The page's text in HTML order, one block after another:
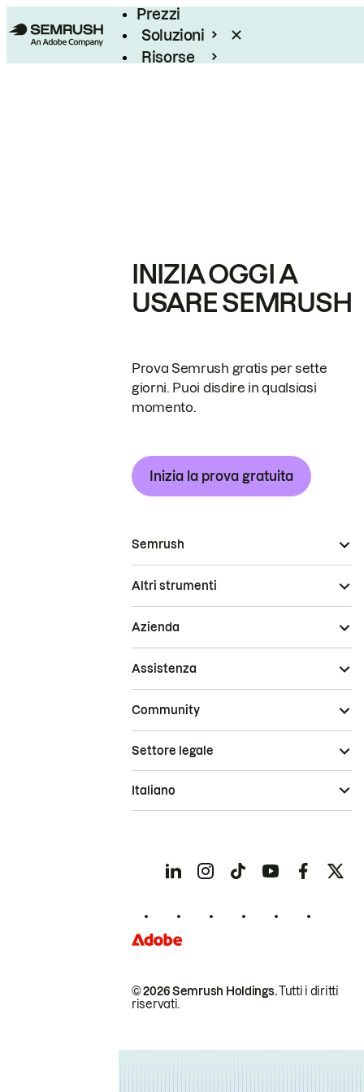
Prezzi
Soluzioni
Risorse
INIZIA OGGI A
USARE SEMRUSH
Prova Semrush gratis per sette
giorni. Puoi disdire in qualsiasi
momento.
Inizia la prova gratuita
Semrush
Altri strumenti
Azienda
Assistenza
Community
© 2026 Semrush Holdings.Tutti i diritti
riservati.
Settore legale
Italiano